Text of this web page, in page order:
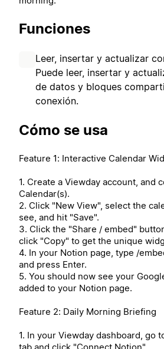
Funciones
Leer, insertar y actualizar
Puede leer, insertar y
de datos y bloques
conexión.
Cómo se usa
Feature 1: Interactive Calendar
1. Create a Viewday account, and
Calendar(s).
2. Click "New View", select the
see, and hit "Save".
3. Click the "Share / embed"
click "Copy" to get the unique
4. In your Notion page, type /
and press Enter.
5. You should now see your
added to your Notion page.
Feature 2: Daily Morning Briefing
1. In your Viewday dashboard, go
tab and click "Connect Notion".